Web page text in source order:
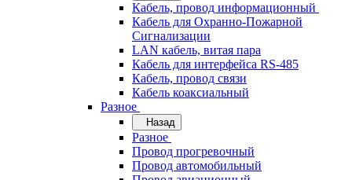
Кабель, провод информационный
Кабель для Охранно-Пожарной
Сигнализации
LAN кабель, витая пара
Кабель для интерфейса RS-485
Кабель, провод связи
Кабель коаксиальный
Разное
Назад
Разное
Провод прогревочный
Провод автомобильный